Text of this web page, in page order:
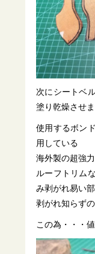
次にシートベ
塗り乾燥させま
使用するボン
用している
海外製の超強
ルーフトリム
み剥がれ易い
剥がれ知らず
この為・・・